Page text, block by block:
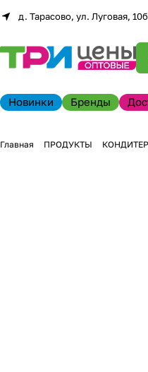
д. Тарасово, ул. Луговая, 10б
Новинки Бренды
Главная ПРОДУКТЫ